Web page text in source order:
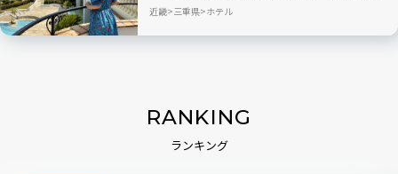
近畿 三重県 ホテル
RANKING
ランキング